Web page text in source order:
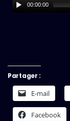
00:00:00
Partager :
E-mail
Facebook